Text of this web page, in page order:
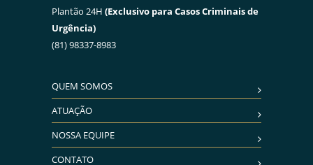
Plantão 24H (Exclusivo para Casos Criminais de
Urgência)
(81) 98337-8983
QUEM SOMOS
ATUAÇÃO
NOSSA EQUIPE
CONTATO